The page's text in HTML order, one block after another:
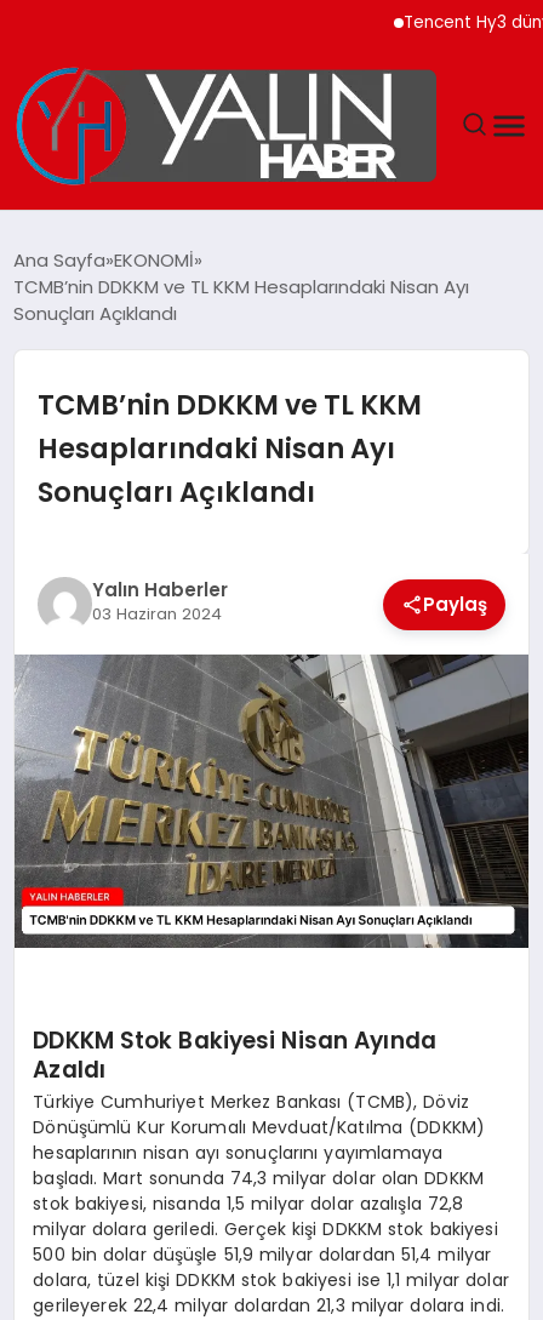
Tencent Hy3 dünya
SPOR
YAŞAM
TEKNOLOJİ
MAGAZİN
SAĞLIK
Ana Sayfa EKONOMİ
TCMB’nin DDKKM ve TL KKM Hesaplarındaki Nisan Ayı
Sonuçları Açıklandı
TCMB’nin DDKKM ve TL KKM
Hesaplarındaki Nisan Ayı
Sonuçları Açıklandı
Yalın Haberler
03 Haziran 2024 Paylaş
DDKKM Stok Bakiyesi Nisan Ayında
Azaldı
Türkiye Cumhuriyet Merkez Bankası (TCMB), Döviz
Dönüşümlü Kur Korumalı Mevduat/Katılma (DDKKM)
hesaplarının nisan ayı sonuçlarını yayımlamaya
başladı. Mart sonunda 74,3 milyar dolar olan DDKKM
stok bakiyesi, nisanda 1,5 milyar dolar azalışla 72,8
milyar dolara geriledi. Gerçek kişi DDKKM stok bakiyesi
500 bin dolar düşüşle 51,9 milyar dolardan 51,4 milyar
dolara, tüzel kişi DDKKM stok bakiyesi ise 1,1 milyar dolar
gerileyerek 22,4 milyar dolardan 21,3 milyar dolara indi.